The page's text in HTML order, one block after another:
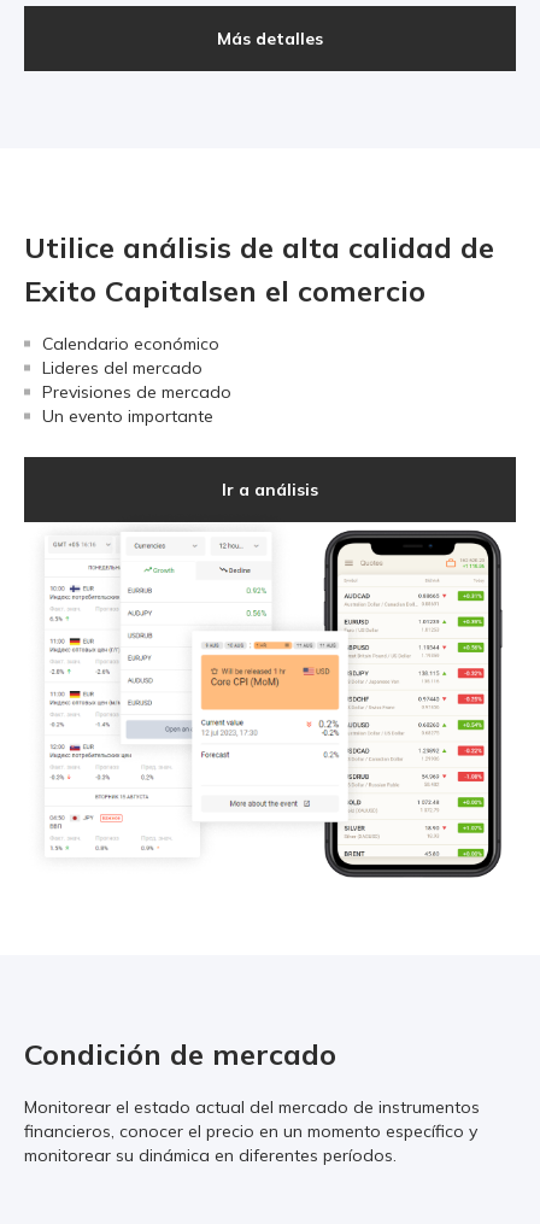
Más detalles
Utilice análisis de alta calidad de
Exito Capitalsen el comercio
Calendario económico
Lideres del mercado
Previsiones de mercado
Un evento importante
Ir a análisis
Condición de mercado
Monitorear el estado actual del mercado de instrumentos
financieros, conocer el precio en un momento específico y
monitorear su dinámica en diferentes períodos.